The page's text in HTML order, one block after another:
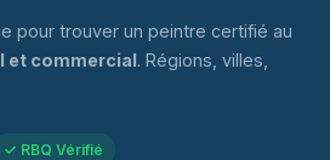
pour trouver un peintre certifié au
et commercial. Régions, villes,
✓ RBQ Vérifié